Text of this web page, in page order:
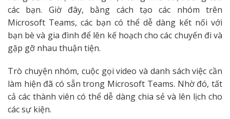
các bạn. Giờ đây, bằng cách tạo các nhóm trên
Microsoft Teams, các bạn có thể dễ dàng kết nối với
bạn bè và gia đình để lên kế hoạch cho các chuyến đi và
gặp gỡ nhau thuận tiện.
Trò chuyện nhóm, cuộc gọi video và danh sách việc cần
làm hiện đã có sẵn trong Microsoft Teams. Nhờ đó, tất
cả các thành viên có thể dễ dàng chia sẻ và lên lịch cho
các sự kiện.